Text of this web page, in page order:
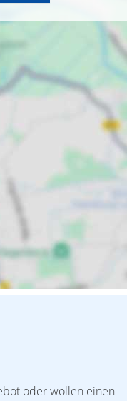
oder wollen einen